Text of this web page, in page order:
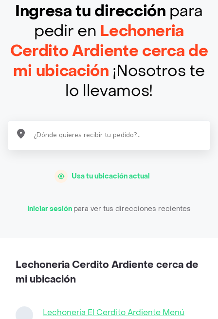
Ingresa tu dirección para
pedir en Lechoneria
Cerdito Ardiente cerca de
mi ubicación ¡Nosotros te
lo llevamos!
Usa tu ubicación actual
Iniciar sesión para ver tus direcciones recientes
Lechoneria Cerdito Ardiente cerca de
mi ubicación
Lechoneria El Cerdito Ardiente Menú